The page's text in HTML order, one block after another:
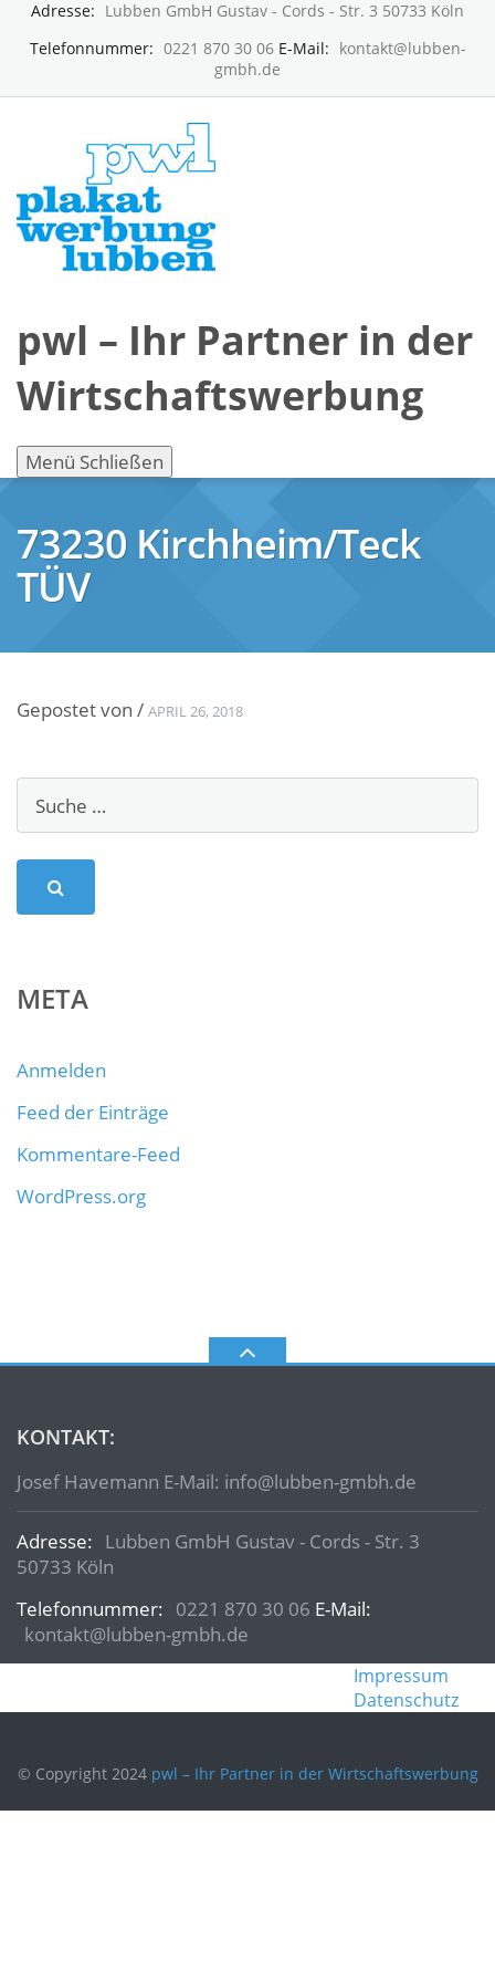
Adresse: Lubben GmbH Gustav - Cords - Str. 3 50733 Köln
Telefonnummer: 0221 870 30 06E-Mail: kontakt@lubben-
gmbh.de
pwl – Ihr Partner in der
Wirtschaftswerbung
Menü Schließen
73230 Kirchheim/Teck
TÜV
Gepostet von / APRIL 26, 2018
META
Anmelden
Feed der Einträge
Kommentare-Feed
WordPress.org
KONTAKT:
Josef Havemann E-Mail: info@lubben-gmbh.de
Adresse: Lubben GmbH Gustav - Cords - Str. 3
50733 Köln
Telefonnummer: 0221 870 30 06 E-Mail:
kontakt@lubben-gmbh.de
Impressum
Datenschutz
© Copyright 2024 pwl – Ihr Partner in der Wirtschaftswerbung